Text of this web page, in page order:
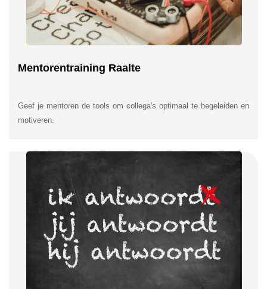
Mentorentraining Raalte
Geef je mentoren de tools om collega's optimaal te begeleiden en
motiveren.